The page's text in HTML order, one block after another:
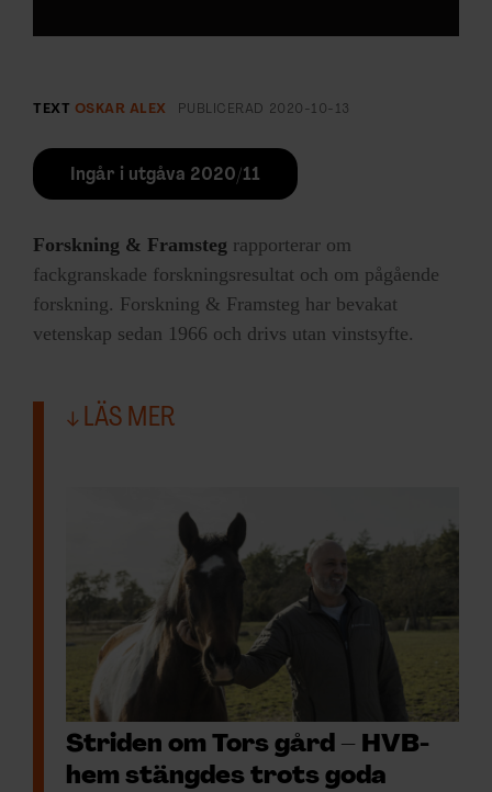
TEXT OSKAR ALEX PUBLICERAD 2020-10-13
Ingår i utgåva 2020/11
Forskning & Framsteg rapporterar om
fackgranskade forskningsresultat och om pågående
forskning. Forskning & Framsteg har bevakat
vetenskap sedan 1966 och drivs utan vinstsyfte.
LÄS MER
Striden om Tors gård – HVB-
hem stängdes trots goda